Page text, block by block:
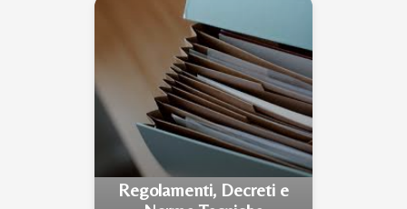
Regolamenti, Decreti e